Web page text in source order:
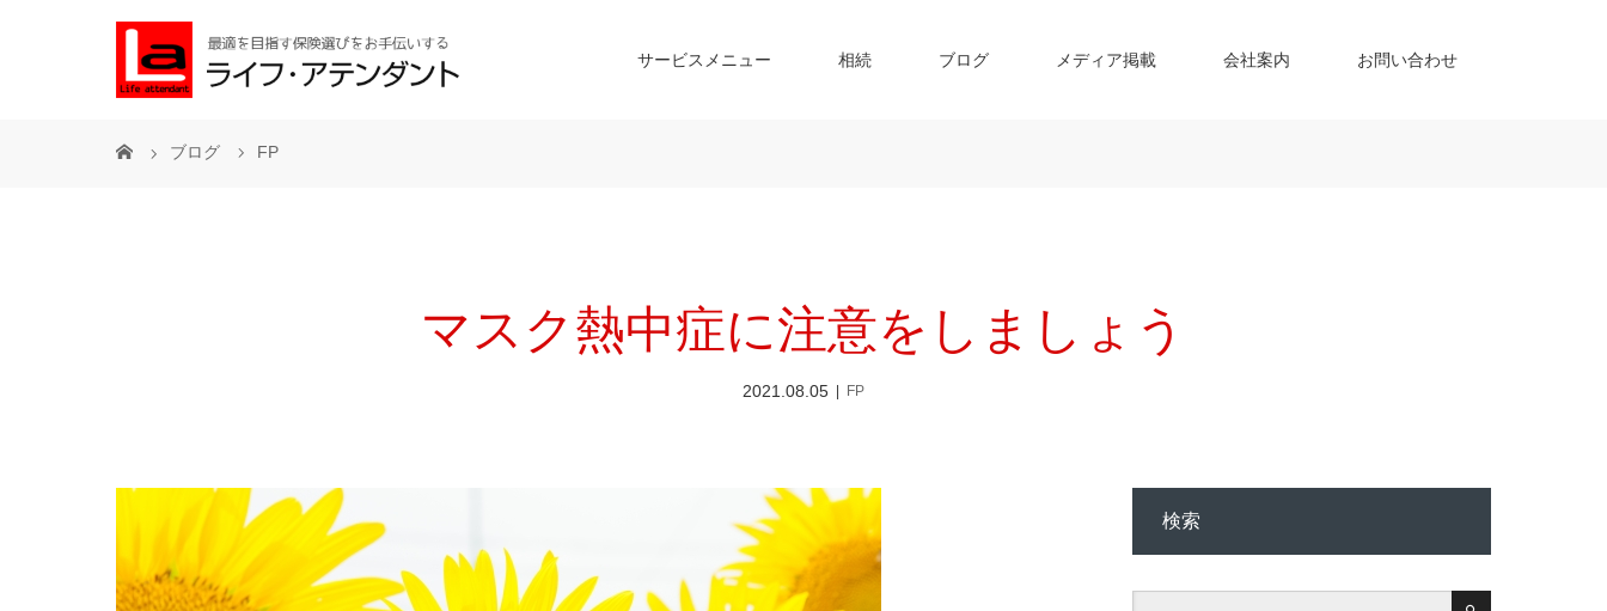
サービスメニュー 相続 ブログ メディア掲載 会社案内 お問い合わせ
ブログ FP
マスク熱中症に注意をしましょう
2021.08.05 FP
検索